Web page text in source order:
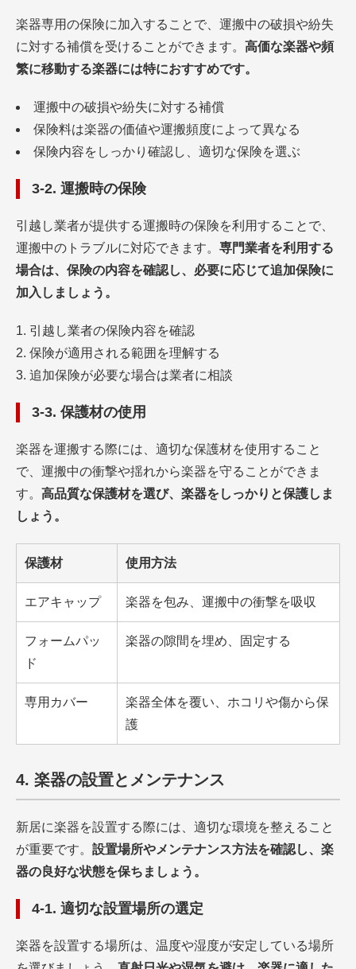
楽器専用の保険に加入することで、運搬中の破損や紛失
に対する補償を受けることができます。 高価な楽器や頻
繁に移動する楽器には特におすすめです。
運搬中の破損や紛失に対する補償
保険料は楽器の価値や運搬頻度によって異なる
保険内容をしっかり確認し、適切な保険を選ぶ
3-2. 運搬時の保険
引越し業者が提供する運搬時の保険を利用することで、
運搬中のトラブルに対応できます。 専門業者を利用する
場合は、保険の内容を確認し、必要に応じて追加保険に
加入しましょう。
引越し業者の保険内容を確認
保険が適用される範囲を理解する
追加保険が必要な場合は業者に相談
3-3. 保護材の使用
楽器を運搬する際には、適切な保護材を使用すること
で、運搬中の衝撃や揺れから楽器を守ることができま
す。 高品質な保護材を選び、楽器をしっかりと保護しま
しょう。
保護材 使用方法
エアキャップ 楽器を包み、運搬中の衝撃を吸収
フォームパッ
ド
楽器の隙間を埋め、固定する
専用カバー
楽器全体を覆い、ホコリや傷から保
護
4. 楽器の設置とメンテナンス
新居に楽器を設置する際には、適切な環境を整えること
が重要です。 設置場所やメンテナンス方法を確認し、楽
器の良好な状態を保ちましょう。
4-1. 適切な設置場所の選定
楽器を設置する場所は、温度や湿度が安定している場所